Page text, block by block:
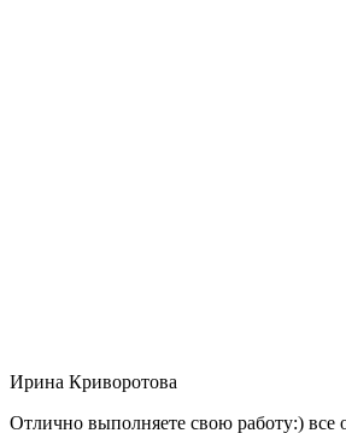
Ирина Криворотова
Отлично выполняете свою работу:) все